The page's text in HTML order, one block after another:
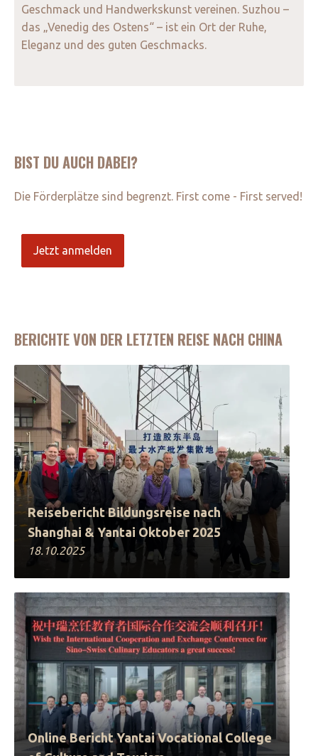
Geschmack und Handwerkskunst vereinen. Suzhou –
das „Venedig des Ostens“ – ist ein Ort der Ruhe,
Eleganz und des guten Geschmacks.
BIST DU AUCH DABEI?
Die Förderplätze sind begrenzt. First come - First served!
Jetzt anmelden
BERICHTE VON DER LETZTEN REISE NACH CHINA
Reisebericht Bildungsreise nach
Shanghai & Yantai Oktober 2025
18.10.2025
Online Bericht Yantai Vocational College